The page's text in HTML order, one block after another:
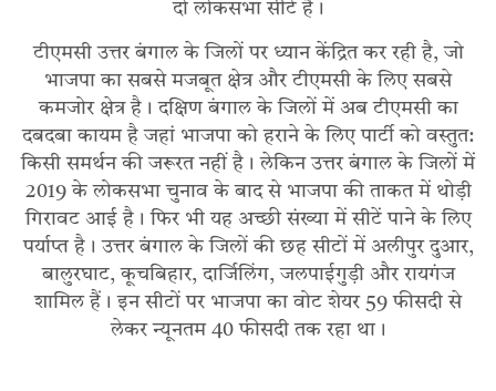
दो लोकसभा सीटें हैं।
टीएमसी उत्तर बंगाल के जिलों पर ध्यान केंद्रित कर रही है, जो
भाजपा का सबसे मजबूत क्षेत्र और टीएमसी के लिए सबसे
कमजोर क्षेत्र है। दक्षिण बंगाल के जिलों में अब टीएमसी का
दबदबा कायम है जहां भाजपा को हराने के लिए पार्टी को वस्तुत:
किसी समर्थन की जरूरत नहीं है। लेकिन उत्तर बंगाल के जिलों में
2019 के लोकसभा चुनाव के बाद से भाजपा की ताकत में थोड़ी
गिरावट आई है। फिर भी यह अच्छी संख्या में सीटें पाने के लिए
पर्याप्त है। उत्तर बंगाल के जिलों की छह सीटों में अलीपुर दुआर,
बालुरघाट, कूचबिहार, दार्जिलिंग, जलपाईगुड़ी और रायगंज
शामिल हैं। इन सीटों पर भाजपा का वोट शेयर 59 फीसदी से
लेकर न्यूनतम 40 फीसदी तक रहा था।